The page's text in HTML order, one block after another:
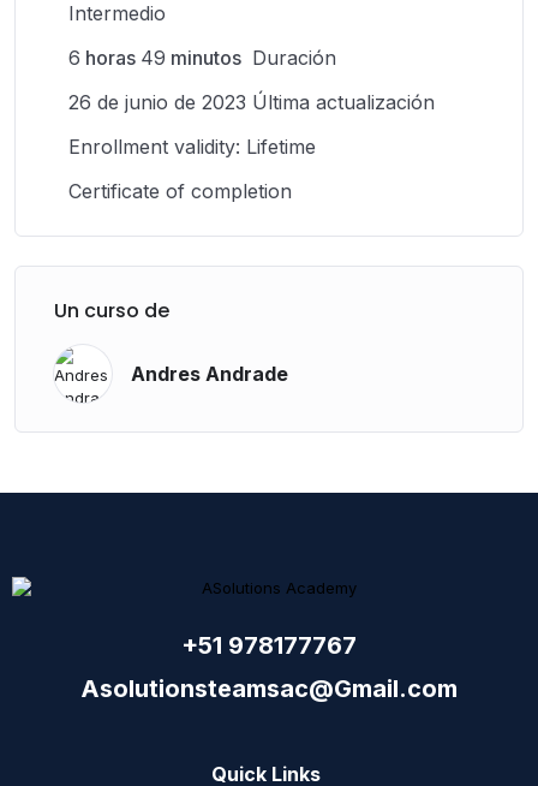
Intermedio
6 horas 49 minutos Duración
26 de junio de 2023 Última actualización
Enrollment validity: Lifetime
Certificate of completion
Un curso de
Andres Andrade
+51 978177767
Asolutionsteamsac@Gmail.com
Quick Links